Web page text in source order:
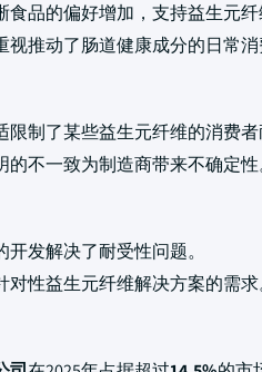
品的偏好增加，支持益生元纤
推动了肠道健康成分的日常消
制了某些益生元纤维的消费者
不一致为制造商带来不确定性
发解决了耐受性问题。
性益生元纤维解决方案的需求